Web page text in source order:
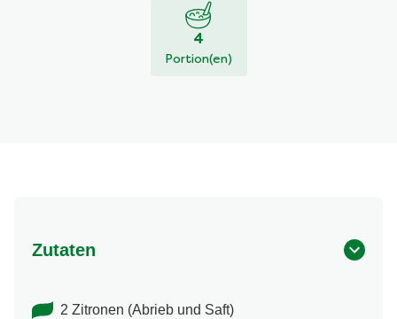
4
Portion(en)
Zutaten
2 Zitronen (Abrieb und Saft)